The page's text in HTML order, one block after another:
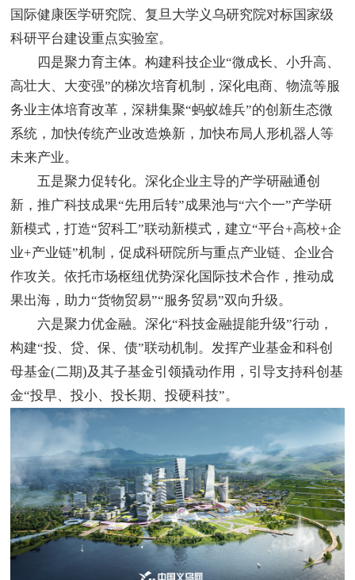
国际健康医学研究院、复旦大学义乌研究院对标国家级
科研平台建设重点实验室。
四是聚力育主体。构建科技企业“微成长、小升高、
高壮大、大变强”的梯次培育机制，深化电商、物流等服
务业主体培育改革，深耕集聚“蚂蚁雄兵”的创新生态微
系统，加快传统产业改造焕新，加快布局人形机器人等
未来产业。
五是聚力促转化。深化企业主导的产学研融通创
新，推广科技成果“先用后转”成果池与“六个一”产学研
新模式，打造“贸科工”联动新模式，建立“平台+高校+企
业+产业链”机制，促成科研院所与重点产业链、企业合
作攻关。依托市场枢纽优势深化国际技术合作，推动成
果出海，助力“货物贸易”“服务贸易”双向升级。
六是聚力优金融。深化“科技金融提能升级”行动，
构建“投、贷、保、债”联动机制。发挥产业基金和科创
母基金(二期)及其子基金引领撬动作用，引导支持科创基
金“投早、投小、投长期、投硬科技”。